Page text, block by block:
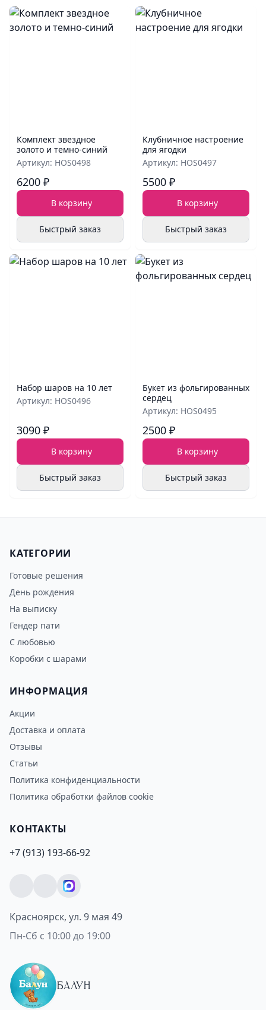
Комплект звездное
золото и темно-синий
Артикул: HOS0498
6200 ₽
В корзину
Быстрый заказ
Клубничное настроение
для ягодки
Артикул: HOS0497
5500 ₽
В корзину
Быстрый заказ
Набор шаров на 10 лет
Артикул: HOS0496
3090 ₽
В корзину
Быстрый заказ
Букет из фольгированных
сердец
Артикул: HOS0495
2500 ₽
В корзину
Быстрый заказ
КАТЕГОРИИ
Готовые решения
День рождения
На выписку
Гендер пати
С любовью
Коробки с шарами
ИНФОРМАЦИЯ
Акции
Доставка и оплата
Отзывы
Статьи
Политика конфиденциальности
Политика обработки файлов cookie
КОНТАКТЫ
+7 (913) 193-66-92
Красноярск, ул. 9 мая 49
Пн-Сб с 10:00 до 19:00
БАЛУН